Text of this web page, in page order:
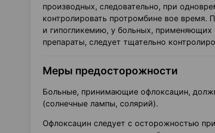
производных, следовательно, при
контролировать протромбине вое время.
и гипогликемию, у больных, применяющих
препараты, следует тщательно
Меры предосторожности
Больные, принимающие офлоксацин,
(солнечные лампы, солярий).
Офлоксацин следует с осторожностью